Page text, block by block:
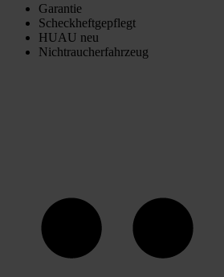
Garantie
Scheckheftgepflegt
HUAU neu
Nichtraucherfahrzeug